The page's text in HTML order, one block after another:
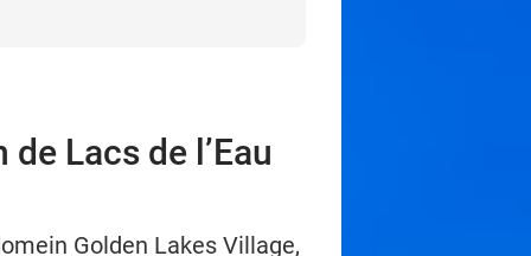
Lacs de l’Eau
Golden Lakes Village,